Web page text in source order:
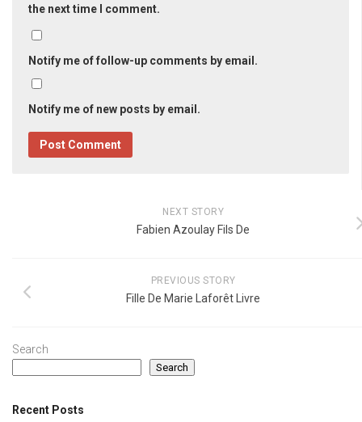
the next time I comment.
Notify me of follow-up comments by email.
Notify me of new posts by email.
NEXT STORY
Fabien Azoulay Fils De
PREVIOUS STORY
Fille De Marie Laforêt Livre
Search
Search
Recent Posts